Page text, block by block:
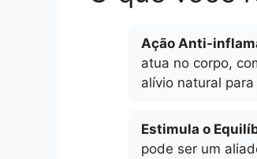
Ação Anti-
atua no corpo,
alívio natural
Estimula o
pode ser um